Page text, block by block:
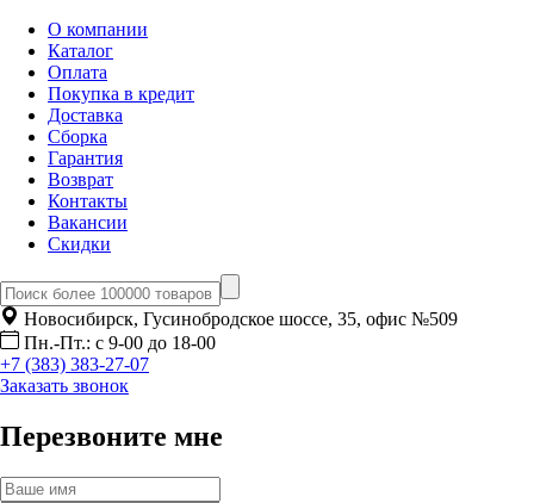
О компании
Каталог
Оплата
Покупка в кредит
Доставка
Сборка
Гарантия
Возврат
Контакты
Вакансии
Скидки
Новосибирск, Гусинобродское шоссе, 35, офис №509
Пн.-Пт.: с 9-00 до 18-00
+7 (383) 383-27-07
Заказать звонок
Перезвоните мне